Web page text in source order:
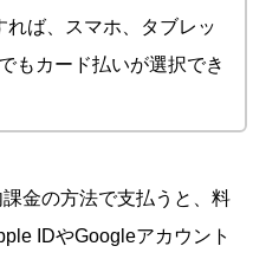
れば、スマホ、タブレッ
もカード払いが選択でき
金の方法で支払うと、料
IDやGoogleアカウント